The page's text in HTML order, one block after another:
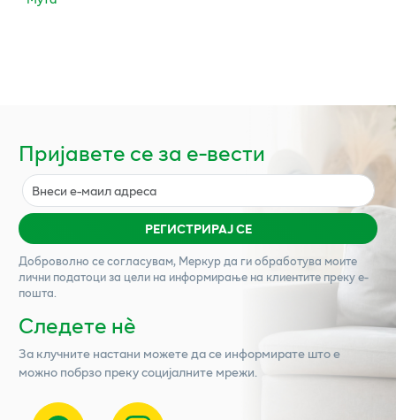
Пријавете се за е-вести
РЕГИСТРИРАЈ СЕ
Доброволно се согласувам, Меркурда ги обработува моите
лични податоци за цели на информирање на клиентите преку е-
пошта.
Следете нѐ
За клучните настани можете да се информирате што е
можно побрзо преку социјалните мрежи.